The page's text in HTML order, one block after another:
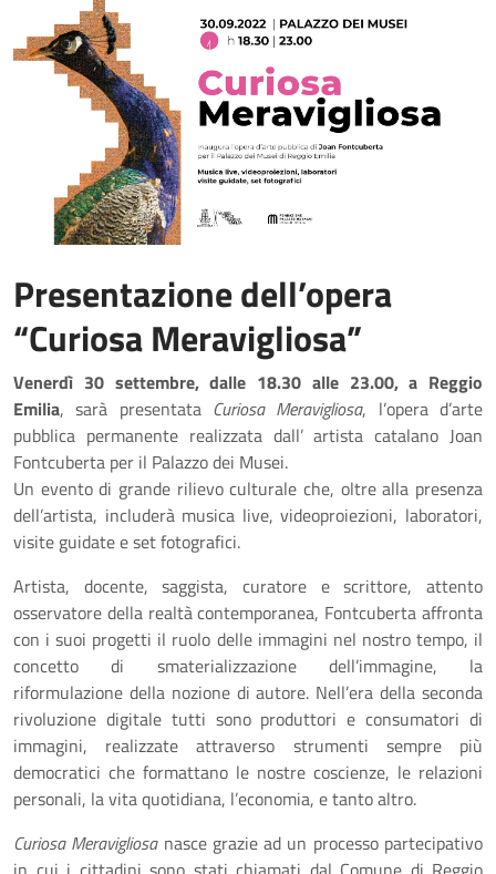
Presentazione dell’opera
“Curiosa Meravigliosa”
Venerdì 30 settembre, dalle 18.30 alle 23.00, a Reggio
Emilia, sarà presentata Curiosa Meravigliosa, l’opera d’arte
pubblica permanente realizzata dall’ artista catalano Joan
Fontcuberta per il Palazzo dei Musei.
Un evento di grande rilievo culturale che, oltre alla presenza
dell’artista, includerà musica live, videoproiezioni, laboratori,
visite guidate e set fotografici.
Artista, docente, saggista, curatore e scrittore, attento
osservatore della realtà contemporanea, Fontcuberta affronta
con i suoi progetti il ruolo delle immagini nel nostro tempo, il
concetto di smaterializzazione dell’immagine, la
riformulazione della nozione di autore. Nell’era della seconda
rivoluzione digitale tutti sono produttori e consumatori di
immagini, realizzate attraverso strumenti sempre più
democratici che formattano le nostre coscienze, le relazioni
personali, la vita quotidiana, l’economia, e tanto altro.
Curiosa Meravigliosanasce grazie ad un processo partecipativo